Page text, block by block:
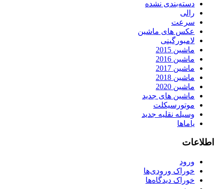
دسته‌بندی نشده
رالی
سرعت
عکس های ماشین
لامبورگینی
ماشین 2015
ماشین 2016
ماشین 2017
ماشین 2018
ماشین 2020
ماشین های جدید
موتورسیکلت
وسیله نقلیه جدید
یاماها
اطلاعات
ورود
خوراک ورودی‌ها
خوراک دیدگاه‌ها